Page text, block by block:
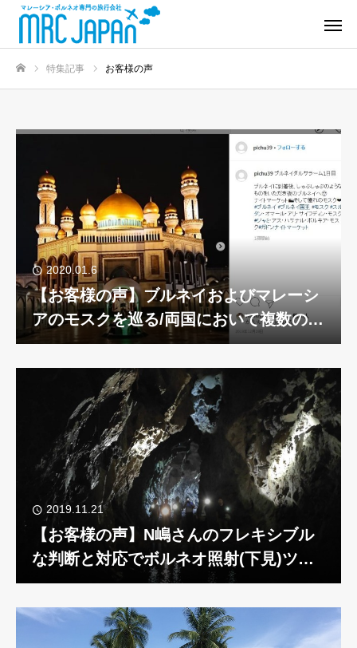
特集記事 お客様の声
2020.01.6
【お客様の声】ブルネイおよびマレーシ
アのモスクを巡る/両国において複数のモ
スクを巡ることが出来、大変満足してい
る。
2019.11.21
【お客様の声】N嶋さんのフレキシブル
な判断と対応でボルネオ照射(下見)ツア
ー!!!